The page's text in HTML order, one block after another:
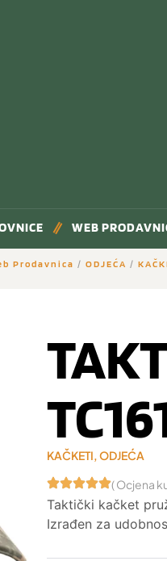
WEB
Prodavnica / ODJEĆA /
KAČKETI,ODJEĆA
( Ocjena
Taktički kačket
Izrađen za